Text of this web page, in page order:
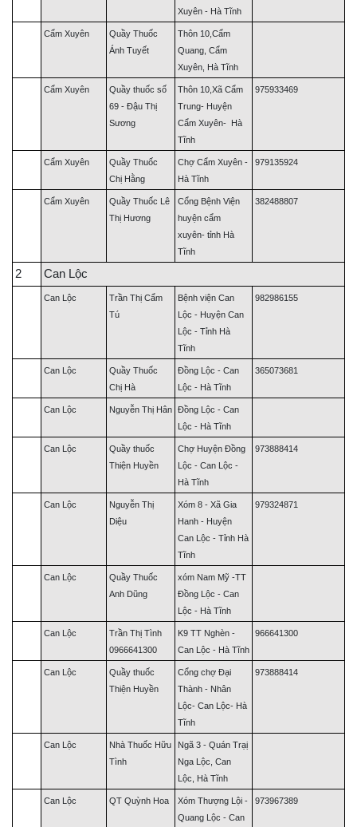
Xuyên - Hà Tĩnh
Cẩm Xuyên
Quầy Thuốc
Ánh Tuyết
Thôn 10,Cẩm
Quang, Cẩm
Xuyên, Hà Tĩnh
Cẩm Xuyên
Quầy thuốc số
69 - Đậu Thị
Sương
Thôn 10,Xã Cẩm
Trung- Huyện
Cẩm Xuyên- Hà
Tĩnh
975933469
Cẩm Xuyên
Quầy Thuốc
Chị Hằng
Chợ Cẩm Xuyên -
Hà Tĩnh
979135924
Cẩm Xuyên
Quầy Thuốc Lê
Thị Hương
Cổng Bệnh Viện
huyện cẩm
xuyên- tỉnh Hà
Tĩnh
382488807
2 Can Lộc
Can Lộc
Trần Thị Cẩm
Tú
Bệnh viện Can
Lộc - Huyện Can
Lộc - Tỉnh Hà
Tĩnh
982986155
Can Lộc
Quầy Thuốc
Chị Hà
Đồng Lộc - Can
Lộc - Hà Tĩnh
365073681
Can Lộc Nguyễn Thị Hân Đồng Lộc - Can
Lộc - Hà Tĩnh
Can Lộc
Quầy thuốc
Thiện Huyền
Chợ Huyện Đồng
Lộc - Can Lộc -
Hà Tĩnh
973888414
Can Lộc
Nguyễn Thị
Diệu
Xóm 8 - Xã Gia
Hanh - Huyện
Can Lộc - Tỉnh Hà
Tĩnh
979324871
Can Lộc
Quầy Thuốc
Anh Dũng
xóm Nam Mỹ -TT
Đồng Lộc - Can
Lộc - Hà Tĩnh
Can Lộc
Trần Thị Tình
0966641300
K9 TT Nghèn -
Can Lộc - Hà Tĩnh
966641300
Can Lộc
Quầy thuốc
Thiện Huyền
Cổng chợ Đại
Thành - Nhân
Lộc- Can Lộc- Hà
Tĩnh
973888414
Can Lộc
Nhà Thuốc Hữu
Tình
Ngã 3 - Quán Trạị
Nga Lộc, Can
Lộc, Hà Tĩnh
Can Lộc QT Quỳnh Hoa
Xóm Thượng Lội -
Quang Lộc - Can
973967389